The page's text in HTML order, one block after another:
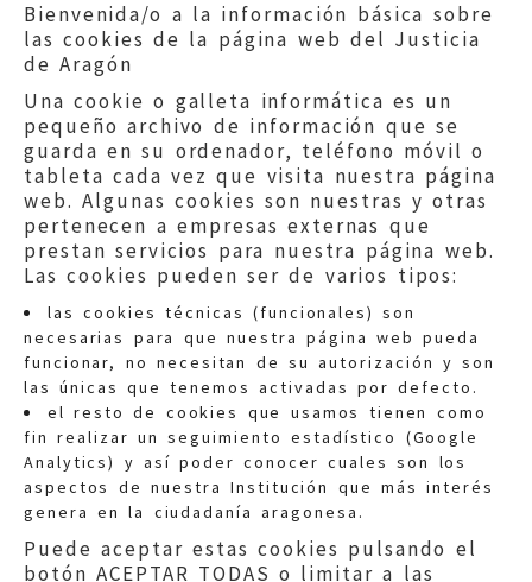
Bienvenida/o a la información básica sobre
las cookies de la página web del Justicia
de Aragón
Una cookie o galleta informática es un
pequeño archivo de información que se
guarda en su ordenador, teléfono móvil o
tableta cada vez que visita nuestra página
web. Algunas cookies son nuestras y otras
pertenecen a empresas externas que
prestan servicios para nuestra página web.
Las cookies pueden ser de varios tipos:
las cookies técnicas (funcionales) son
necesarias para que nuestra página web pueda
funcionar, no necesitan de su autorización y son
las únicas que tenemos activadas por defecto.
el resto de cookies que usamos tienen como
fin realizar un seguimiento estadístico (Google
Analytics) y así poder conocer cuales son los
aspectos de nuestra Institución que más interés
genera en la ciudadanía aragonesa.
Puede aceptar estas cookies pulsando el
botón ACEPTAR TODAS o limitar a las
Quejas:quejas@eljusticiadearagon.es
Información general:
informacion@eljusticiadearagon.es
Teléfonos:900 210 210/